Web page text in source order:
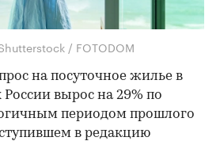
/ FOTODOM
на посуточное жилье в
вырос на 29% по
периодом прошлого
в редакцию